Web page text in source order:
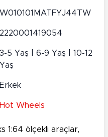
W010101MATFYJ44TW
2220001419054
3-5 Yaş | 6-9 Yaş | 10-12
Yaş
Erkek
Hot Wheels
1:64 ölçekli araçlar,